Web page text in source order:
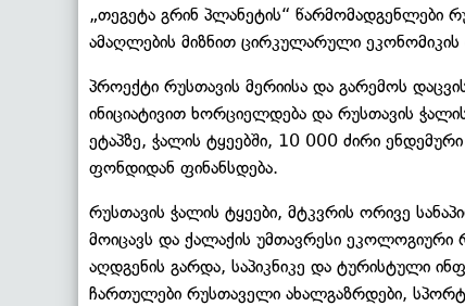
„თეგეტა გრინ პლანეტის“ წარმომადგენლები
ამაღლების მიზნით ცირკულარული ეკონომიკის
პროექტი რუსთავის მერიისა და გარემოს
ინიციატივით ხორციელდება და რუსთავის
ეტაპზე, ჭალის ტყეებში, 10 000 ძირი
ფონდიდან ფინანსდება.
რუსთავის ჭალის ტყეები, მტკვრის ორივე
მოიცავს და ქალაქის უმთავრესი ეკოლოგიური
აღდგენის გარდა, საპიკნიკე და ტურისტული
ჩართულები რუსთაველი ახალგაზრდები,